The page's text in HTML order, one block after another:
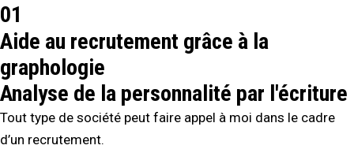
01
Aide au recrutement grâce à la
graphologie
Analyse de la personnalité par l'écriture
Tout type de société peut faire appel à moi dans le cadre
d’un recrutement.